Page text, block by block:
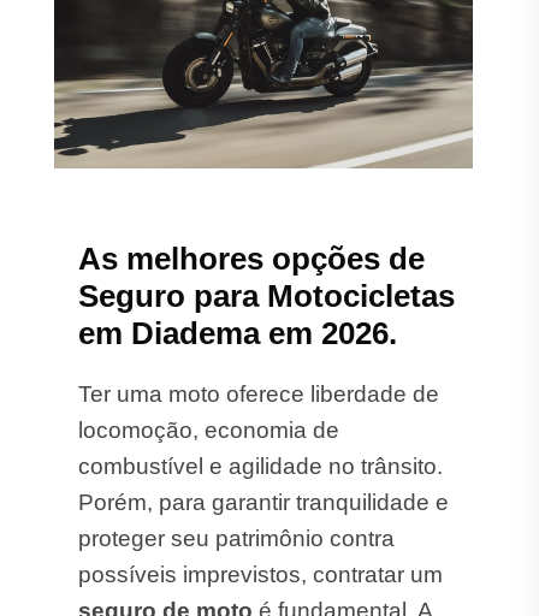
As melhores opções de
Seguro para Motocicletas
em Diadema em 2026.
Ter uma moto oferece liberdade de
locomoção, economia de
combustível e agilidade no trânsito.
Porém, para garantir tranquilidade e
proteger seu patrimônio contra
possíveis imprevistos, contratar um
seguro de moto é fundamental. A